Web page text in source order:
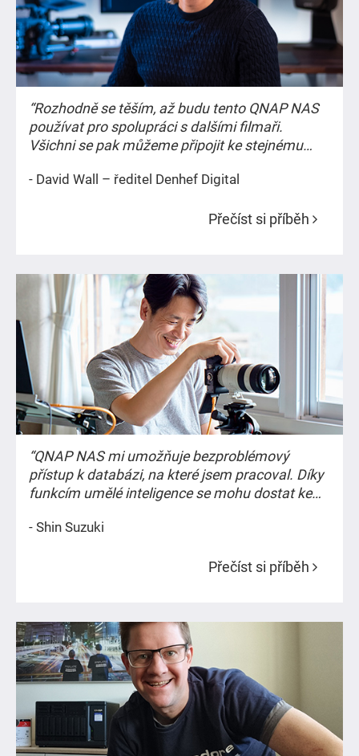
“Rozhodně se těším, až budu tento QNAP NAS
používat pro spolupráci s dalšími filmaři.
Všichni se pak můžeme připojit ke stejnému
společně na stejné časové ose.”
- David Wall – ředitel Denhef Digital
Přečíst si příběh
“QNAP NAS mi umožňuje bezproblémový
přístup k databázi, na které jsem pracoval. Díky
funkcím umělé inteligence se mohu dostat ke
si vybavoval staré vzpomínky.”
- Shin Suzuki
Přečíst si příběh